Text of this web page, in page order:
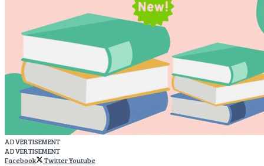
ADVERTISEMENT
ADVERTISEMENT
Facebook
TwitterYoutube